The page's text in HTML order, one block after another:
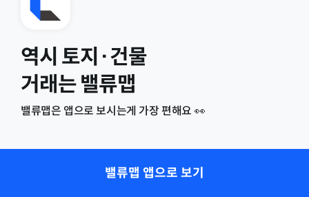
역시 토지·건물
거래는 밸류맵
밸류맵은 앱으로 보시는게 가장 편해요 👀
밸류맵 앱으로 보기